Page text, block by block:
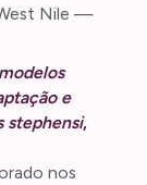
Nile —
e
stephensi,
nos